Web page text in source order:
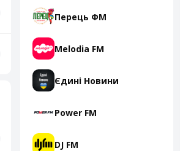
Перець ФМ
Melodia FM
Єдині Новини
Power FM
DJ FM